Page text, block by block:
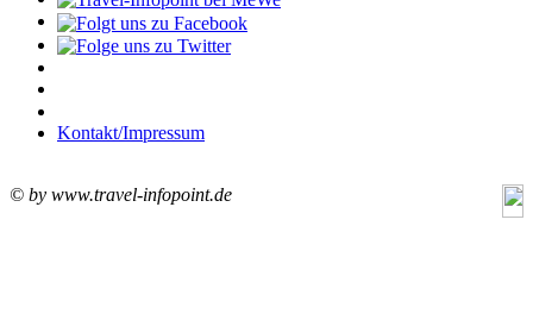
Kontakt/Impressum
© by www.travel-infopoint.de